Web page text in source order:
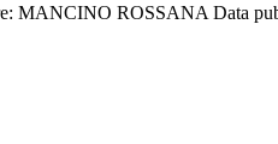
MANCINO ROSSANA Data